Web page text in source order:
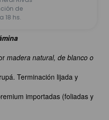
de
18 hs.
madera natural, de blanco o
Terminación lijada y
importadas (foliadas y